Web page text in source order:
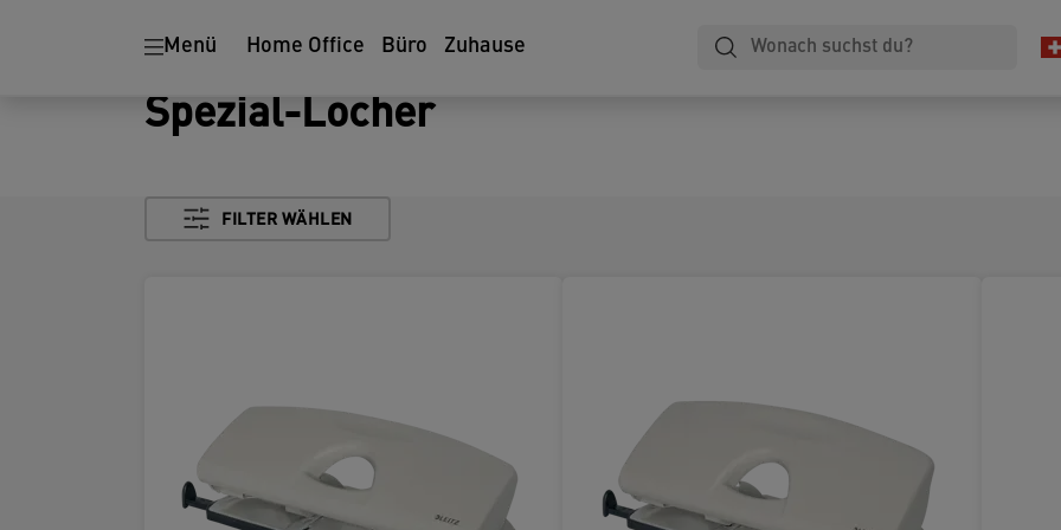
Menü Home Office Büro Zuhause
Spezial-Locher
FILTER WÄHLEN